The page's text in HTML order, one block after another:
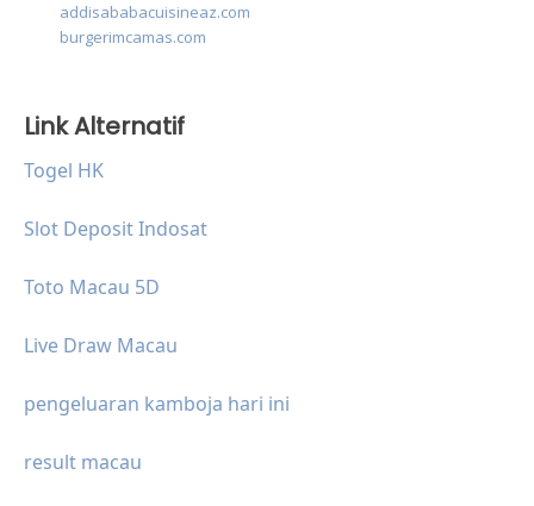
addisababacuisineaz.com
burgerimcamas.com
Link Alternatif
Togel HK
Slot Deposit Indosat
Toto Macau 5D
Live Draw Macau
pengeluaran kamboja hari ini
result macau